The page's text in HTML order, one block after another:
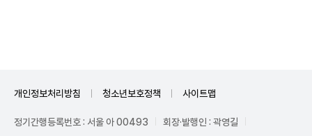
개인정보처리방침 청소년보호정책 사이트맵
정기간행등록번호 : 서울 아 00493
회장·발행인 : 곽영길